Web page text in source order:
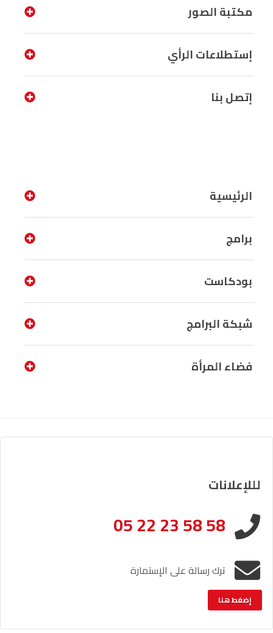
مكتبة الصور
إستطلاعات الرأي
إتصل بنا
الرئيسية
برامج
بودكاست
شبكة البرامج
فضاء المرأة
لللإعلانات
05 22 23 58 58
ترك رسالة على الإستمارة
إضغط هنا